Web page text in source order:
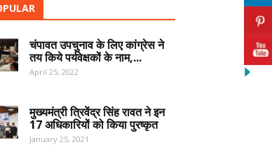
चंपावत उपचुनाव के लिए कांग्रेस ने
तय किये पर्यवेक्षकों के नाम,...
April 25, 2022
मुख्यमंत्री त्रिवेंद्र सिंह रावत ने इन
17 अधिकारियों को किया पुरष्कृत
January 25, 2021